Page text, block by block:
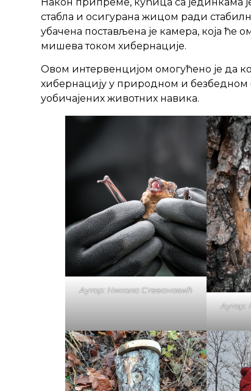
стабла и осигурана жицом ради
убачена постављена је камера, која
мишева током хибернације.
Овом интервенцијом омогућено је да
хибернацију у природном и
уобичајених животних навика.
Аутор: Никола Стевановић
Аутор: